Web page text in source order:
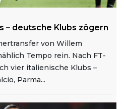
– deutsche Klubs zögern
von Willem
Tempo rein. Nach FT-
vier italienische Klubs –
Parma...